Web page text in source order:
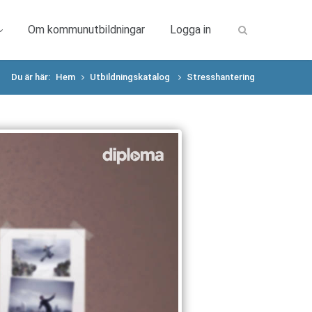
Om kommunutbildningar Logga in
Du är här: Hem Utbildningskatalog Stresshantering